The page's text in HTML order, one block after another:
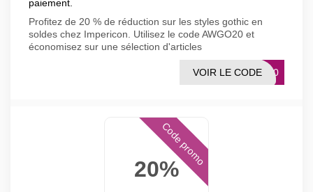
paiement.
Profitez de 20 % de réduction sur les styles gothic en
soldes chez Impericon. Utilisez le code AWGO20 et
économisez sur une sélection d'articles
GO20
VOIR LE CODE
20%
Code promo